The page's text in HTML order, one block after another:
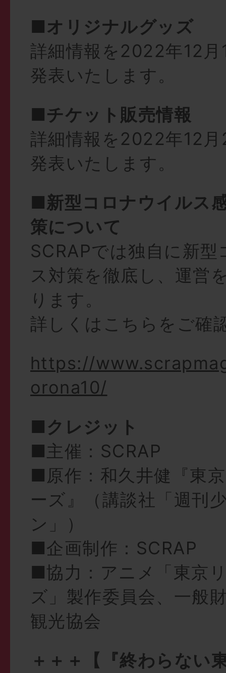
■オリジナルグッズ
詳細情報を2022年12
発表いたします。
■チケット販売情報
詳細情報を2022年12
発表いたします。
■新型コロナウイルス
策について
SCRAPでは独自に新
ス対策を徹底し、運営
ります。
詳しくはこちらをご確
https://
orona10/
■クレジット
■主催：SCRAP
■原作：和久井健『東
ーズ』（講談社「週刊
ン」）
■企画制作：SCRAP
■協力：アニメ「東京
ズ」製作委員会、一般
観光協会
＋＋＋【『終わらない